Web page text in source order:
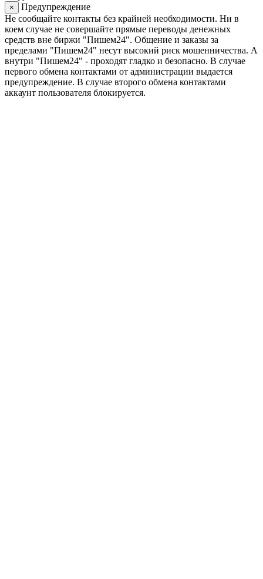
×
Предупреждение
Не сообщайте контакты без крайней необходимости. Ни в
коем случае не совершайте прямые переводы денежных
средств вне биржи "Пишем24". Общение и заказы за
пределами "Пишем24" несут высокий риск мошенничества. А
внутри "Пишем24" - проходят гладко и безопасно. В случае
первого обмена контактами от администрации выдается
предупреждение. В случае второго обмена контактами
аккаунт пользователя блокируется.